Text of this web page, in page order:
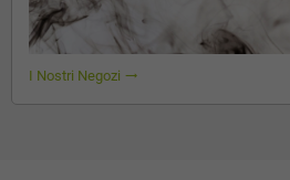
I Nostri Negozi trending_flat